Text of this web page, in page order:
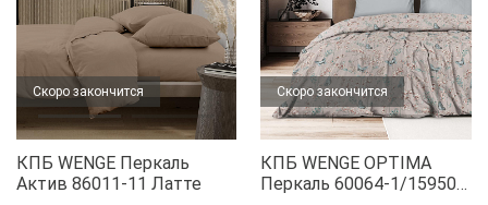
Скоро закончится
КПБ WENGE Перкаль
Актив 86011-11 Латте
Скоро закончится
КПБ WENGE OPTIMA
Перкаль 60064-1/15950-